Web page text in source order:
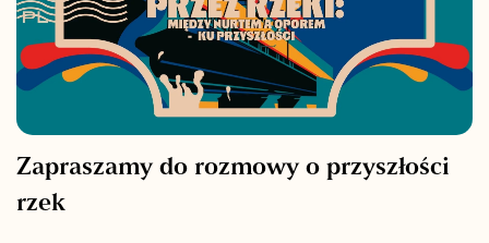
Zapraszamy do rozmowy o przyszłości
rzek